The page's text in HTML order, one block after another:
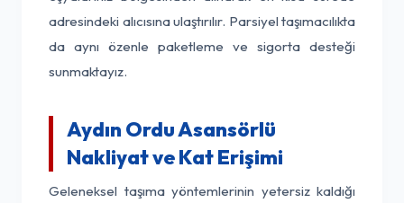
adresindeki alıcısına ulaştırılır. Parsiyel taşımacılıkta
da aynı özenle paketleme ve sigorta desteği
sunmaktayız.
Aydın Ordu Asansörlü
Nakliyat ve Kat Erişimi
Geleneksel taşıma yöntemlerinin yetersiz kaldığı